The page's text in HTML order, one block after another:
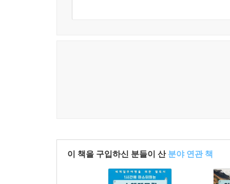
이 책을 구입하신 분들이 산 분야 연관 책